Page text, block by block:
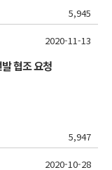
5,945
협조 요청
5,947
2020-11-13
2020-10-28